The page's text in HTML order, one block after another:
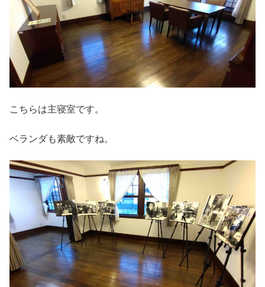
こちらは主寝室です。
ベランダも素敵ですね。